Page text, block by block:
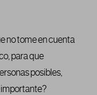
no tome en cuenta
para que
posibles,
importante?